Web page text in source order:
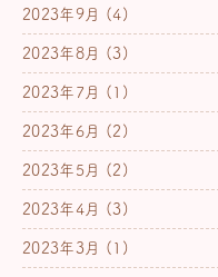
2023年9月 (4)
2023年8月 (3)
2023年7月 (1)
2023年6月 (2)
2023年5月 (2)
2023年4月 (3)
2023年3月 (1)